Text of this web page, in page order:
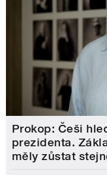
Prokop: Češi
prezidenta.
měly zůstat